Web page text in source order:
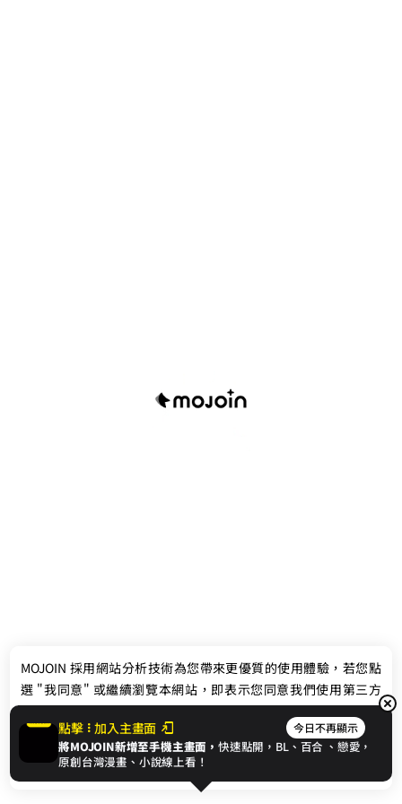
聯絡我們
© 2024 gamania Digital Entertainment Co., Ltd.
點擊 加入主畫面 今日不再顯示
將MOJOIN新增至手機主畫面，快速點開，BL、 百合 、戀愛，
原創台灣漫畫、小說線上看！
MOJOIN 採用網站分析技術為您帶來更優質的使用體驗，若您點
選 "我同意" 或繼續瀏覽本網站，即表示您同意我們使用第三方
Cookie，欲瞭解更多資訊請見隱私權政策。
我同意